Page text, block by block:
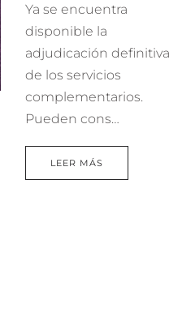
Ya se encuentra
disponible la
adjudicación definitiva
de los servicios
complementarios.
Pueden cons…
LEER MÁS